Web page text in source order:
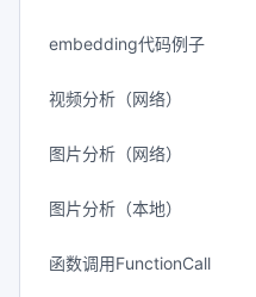
embedding代码例子
视频分析（网络）
图片分析（网络）
图片分析（本地）
函数调用FunctionCall